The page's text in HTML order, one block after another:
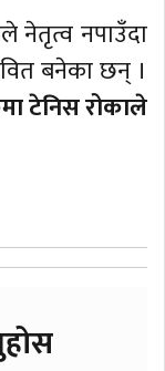
नेतृत्व नपाउँदा
बनेका छन् ।
टेनिस रोकाले